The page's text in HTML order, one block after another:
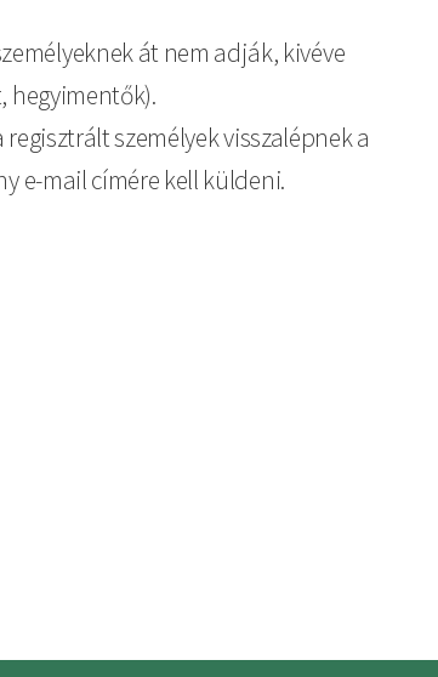
át nem adják, kivéve
hegyimentők).
személyek visszalépnek a
e-mail címére kell küldeni.